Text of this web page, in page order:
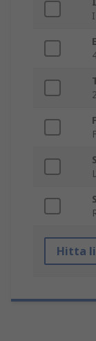
Hitta